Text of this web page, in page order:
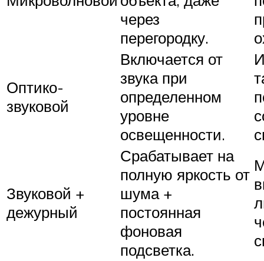
через
перегородку.
Оптико-
звуковой
Включается от
звука при
определенном
уровне
освещенности.
Звуковой +
дежурный
Срабатывает на
полную яркость от
шума +
постоянная
фоновая
подсветка.